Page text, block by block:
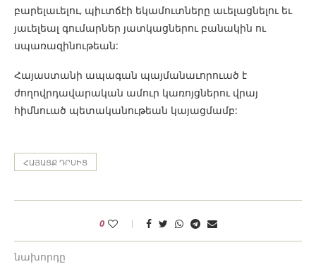
բարելաւելու, պիւտճէի եկամուտները աւելացնելու եւ
յաւելեալ գումարներ յատկացներու բանակին ու
սպառազինութեան:
Հայաստանի ապագան պայմանաւորուած է
ժողովրդավարական ամուր կառոյցներու վրայ
հիմնուած պետականութեան կայացմամբ:
ՀԱՅԱՑՔ ԴՐՍԻՑ
0
նախորդը